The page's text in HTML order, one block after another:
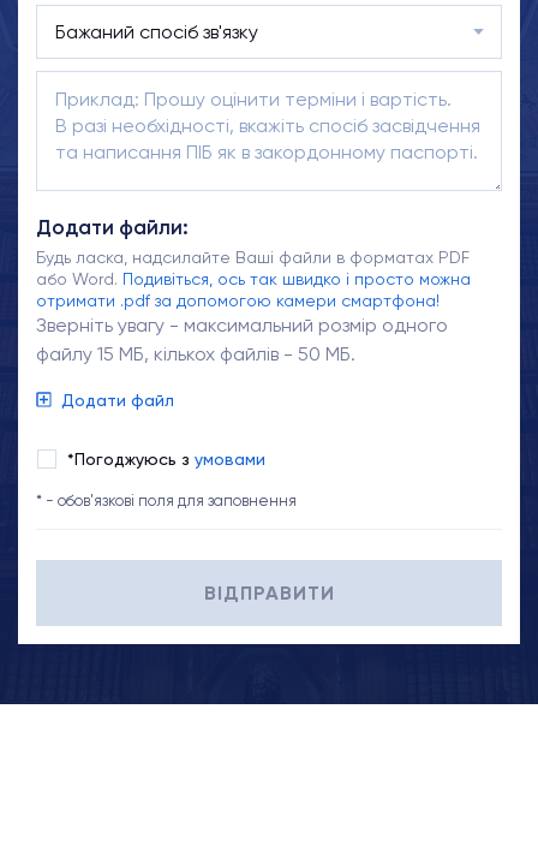
Додати файли:
Будь ласка, надсилайте Ваші файли в форматах PDF
або Word. Подивіться, ось так швидко і просто можна
отримати .pdf за допомогою камери смартфона!
Зверніть увагу - максимальний розмір одного
файлу 15 МБ, кількох файлів - 50 МБ.
Додати файл
*Погоджуюсь з умовами
* - обов'язкові поля для заповнення
ВІДПРАВИТИ